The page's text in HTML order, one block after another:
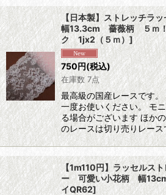
【日本製】ストレッチ
幅13.3cm 薔薇柄 ５ｍ
ク 1jx2（５ｍ）]
750円(税込)
在庫数 7点
最高級の国産レースです
一度お使いください。 モ
る場合がございます ほか
のレースは切り売りレース
【1m110円】ラッセルス
ー 可愛い小花柄 幅
イQR62]